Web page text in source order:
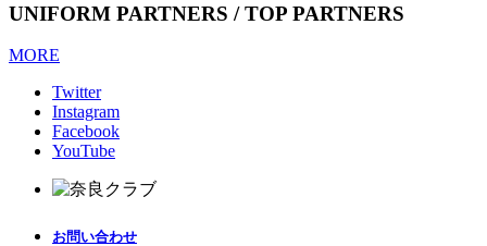
UNIFORM PARTNERS / TOP PARTNERS
MORE
Twitter
Instagram
Facebook
YouTube
お問い合わせ